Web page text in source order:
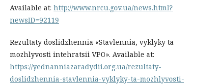
Available at: http://www.nrcu.gov.ua/news.html?
newsID=92119
Rezultaty doslidzhennia «Stavlennia, vyklyky ta
mozhlyvosti intehratsii VPO». Available at:
https://yednanniazaradydii.org.ua/rezultaty-
doslidzhennia-stavlennia-vyklyky-ta-mozhlyvosti-